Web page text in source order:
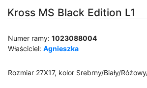
Kross MS Black Edition L1
Numer ramy:1023088004
Właściciel:Agnieszka
Rozmiar 27X17, kolor Srebrny/Biały/